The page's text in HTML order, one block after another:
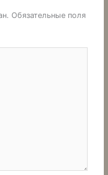
Обязательные поля